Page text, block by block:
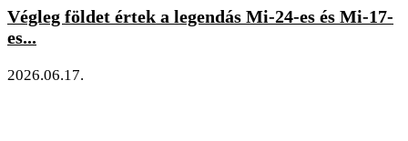
Végleg földet értek a legendás Mi-24-es és Mi-17-
es...
2026.06.17.